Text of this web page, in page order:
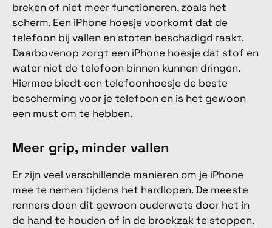
breken of niet meer functioneren, zoals het
scherm. Een iPhone hoesje voorkomt dat de
telefoon bij vallen en stoten beschadigd raakt.
Daarbovenop zorgt een iPhone hoesje dat stof en
water niet de telefoon binnen kunnen dringen.
Hiermee biedt een telefoonhoesje de beste
bescherming voor je telefoon en is het gewoon
een must om te hebben.
Meer grip, minder vallen
Er zijn veel verschillende manieren om je iPhone
mee te nemen tijdens het hardlopen. De meeste
renners doen dit gewoon ouderwets door het in
de hand te houden of in de broekzak te stoppen.